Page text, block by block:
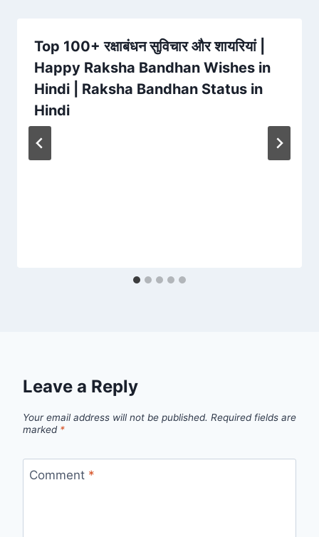
Top 100+ रक्षाबंधन सुविचार और शायरियां |
Happy Raksha Bandhan Wishes in
Hindi | Raksha Bandhan Status in
Hindi
Leave a Reply
Your email address will not be published. Required fields are
marked *
Comment *